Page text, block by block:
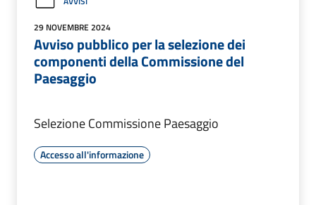
29 NOVEMBRE 2024
Avviso pubblico per la selezione dei
componenti della Commissione del
Paesaggio
Selezione Commissione Paesaggio
Accesso all'informazione